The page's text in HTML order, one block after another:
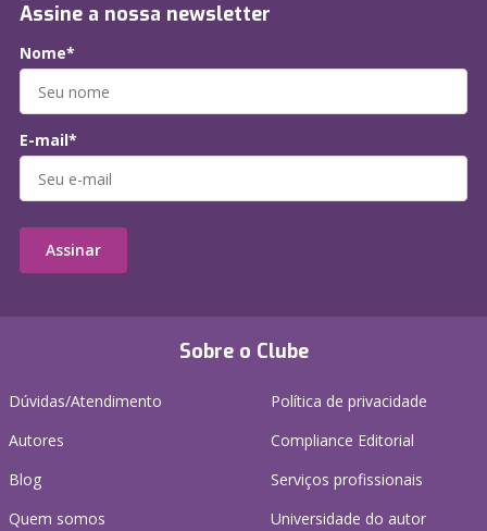
Sobre o Clube
Dúvidas/Atendimento
Autores
Blog
Quem somos
Política de privacidade
Compliance Editorial
Serviços profissionais
Universidade do autor
Assine a nossa newsletter
Nome*
E-mail*
Assinar